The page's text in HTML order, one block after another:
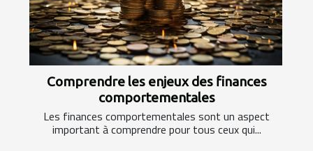
Comprendre les enjeux des finances
comportementales
Les finances comportementales sont un aspect
important à comprendre pour tous ceux qui...